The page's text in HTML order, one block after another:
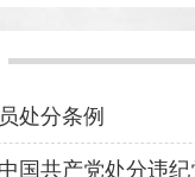
处分条例